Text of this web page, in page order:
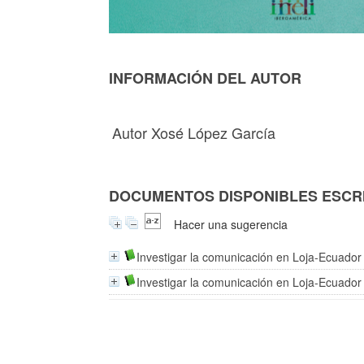
INFORMACIÓN DEL AUTOR
Autor Xosé López García
DOCUMENTOS DISPONIBLES
Hacer una sugerencia
Investigar la comunicación en Loja-Ecuador
Investigar la comunicación en Loja-Ecuador